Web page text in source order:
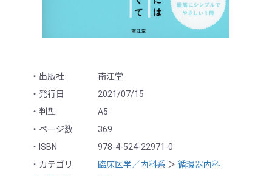
出版社
南江堂
発行日
2021/07/15
判型
A5
ページ数
369
ISBN
978-4-524-22971-0
カテゴリ
臨床医学／内科系 ＞ 循環器内科